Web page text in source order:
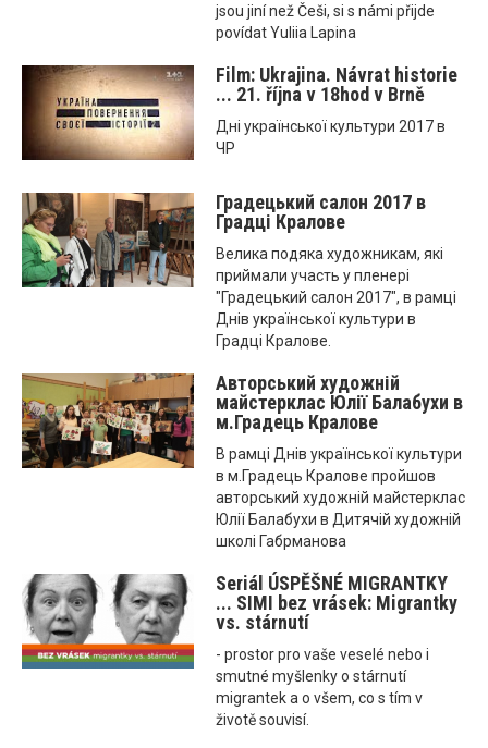
jsou jiní než Češi, si s námi přijde
povídat Yuliia Lapina
Film: Ukrajina. Návrat historie
... 21. října v 18hod v Brně
Днi української культури 2017 в
ЧР
Градецький салон 2017 в
Градці Кралове
Велика подяка художникам, які
приймали участь у пленері
"Градецький салон 2017", в рамці
Днів української культури в
Градці Кралове.
Aвторський художній
майстерклас Юлії Балабухи в
м.Градець Кралове
В рамці Днів української культури
в м.Градець Кралове пройшов
авторський художній майстерклас
Юлії Балабухи в Дитячій художній
школі Габрманова
Seriál ÚSPĚŠNÉ MIGRANTKY
... SIMI bez vrásek: Migrantky
vs. stárnutí
- prostor pro vaše veselé nebo i
smutné myšlenky o stárnutí
migrantek a o všem, co s tím v
životě souvisí.